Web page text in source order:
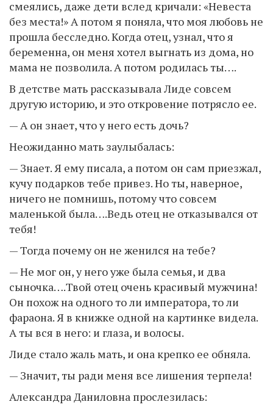
смеялись, даже дети вслед кричали: «Невеста
без места!» А потом я поняла, что моя любовь не
прошла бесследно. Когда отец, узнал, что я
беременна, он меня хотел выгнать из дома, но
мама не позволила. А потом родилась ты….
В детстве мать рассказывала Лиде совсем
другую историю, и это откровение потрясло ее.
— А он знает, что у него есть дочь?
Неожиданно мать заулыбалась:
— Знает. Я ему писала, а потом он сам приезжал,
кучу подарков тебе привез. Но ты, наверное,
ничего не помнишь, потому что совсем
маленькой была….Ведь отец не отказывался от
тебя!
— Тогда почему он не женился на тебе?
— Не мог он, у него уже была семья, и два
сыночка….Твой отец очень красивый мужчина!
Он похож на одного то ли императора, то ли
фараона. Я в книжке одной на картинке видела.
А ты вся в него: и глаза, и волосы.
Лиде стало жаль мать, и она крепко ее обняла.
— Значит, ты ради меня все лишения терпела!
Александра Даниловна прослезилась: